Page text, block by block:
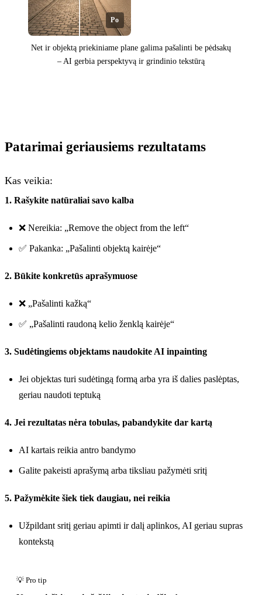
Po
Net ir objektą priekiniame plane galima pašalinti be pėdsakų
– AI gerbia perspektyvą ir grindinio tekstūrą
Patarimai geriausiems rezultatams
Kas veikia:
1. Rašykite natūraliai savo kalba
❌ Nereikia: „Remove the object from the left“
✅ Pakanka: „Pašalinti objektą kairėje“
2. Būkite konkretūs aprašymuose
❌ „Pašalinti kažką“
✅ „Pašalinti raudoną kelio ženklą kairėje“
3. Sudėtingiems objektams naudokite AI inpainting
Jei objektas turi sudėtingą formą arba yra iš dalies paslėptas,
geriau naudoti teptuką
4. Jei rezultatas nėra tobulas, pabandykite dar kartą
AI kartais reikia antro bandymo
Galite pakeisti aprašymą arba tiksliau pažymėti sritį
5. Pažymėkite šiek tiek daugiau, nei reikia
Užpildant sritį geriau apimti ir dalį aplinkos, AI geriau supras
kontekstą